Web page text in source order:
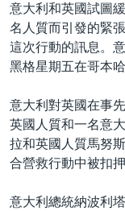
每日視頻新聞
VOA 60秒 (國際)
美國專訊
視頻存檔
YOUTUBE頻道
音頻
時事經緯
新聞音頻
海外港人
港人港心
美國透視
國語
關注我們
意大利和英國試圖
名人質而引發的緊
這次行動的訊息。
黑格星期五在哥本
意大利對英國在事
英國人質和一名意
拉和英國人質馬努
合營救行動中被扣
意大利總統納波利